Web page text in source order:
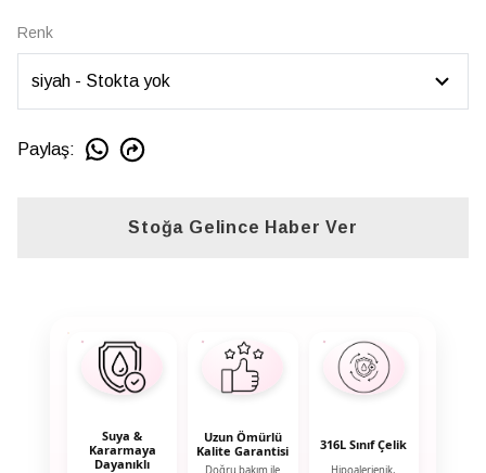
Renk
Paylaş:
Stoğa Gelince Haber Ver
Suya &
Kararmaya
Dayanıklı
Uzun Ömürlü
Kalite Garantisi
316L Sınıf Çelik